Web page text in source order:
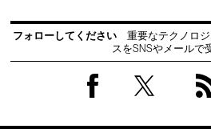
フォローしてください
重要なテクノロ
スをSNSやメールで